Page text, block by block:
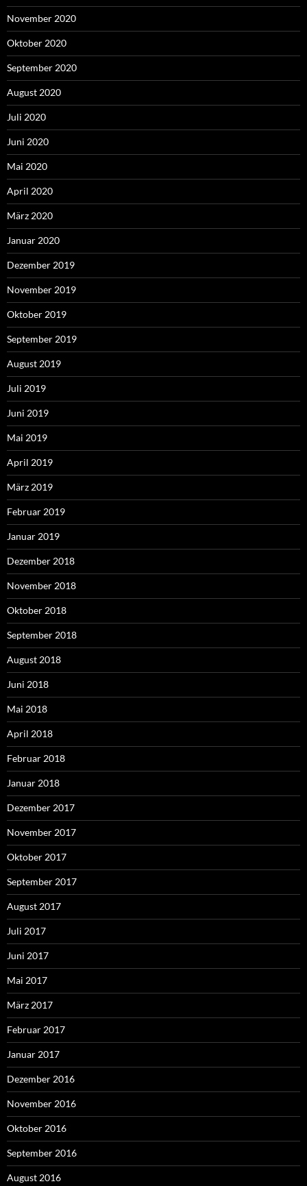
November 2020
Oktober 2020
September 2020
August 2020
Juli 2020
Juni 2020
Mai 2020
April 2020
März 2020
Januar 2020
Dezember 2019
November 2019
Oktober 2019
September 2019
August 2019
Juli 2019
Juni 2019
Mai 2019
April 2019
März 2019
Februar 2019
Januar 2019
Dezember 2018
November 2018
Oktober 2018
September 2018
August 2018
Juni 2018
Mai 2018
April 2018
Februar 2018
Januar 2018
Dezember 2017
November 2017
Oktober 2017
September 2017
August 2017
Juli 2017
Juni 2017
Mai 2017
März 2017
Februar 2017
Januar 2017
Dezember 2016
November 2016
Oktober 2016
September 2016
August 2016